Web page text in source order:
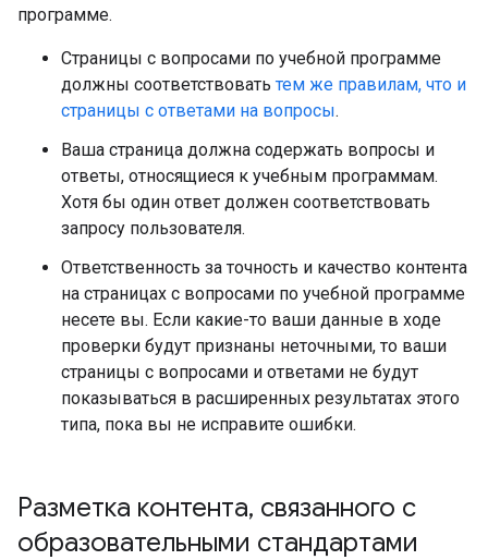
программе.
Страницы с вопросами по учебной программе
должны соответствовать тем же правилам, что и
страницы с ответами на вопросы.
Ваша страница должна содержать вопросы и
ответы, относящиеся к учебным программам.
Хотя бы один ответ должен соответствовать
запросу пользователя.
Ответственность за точность и качество контента
на страницах с вопросами по учебной программе
несете вы. Если какие-то ваши данные в ходе
проверки будут признаны неточными, то ваши
страницы с вопросами и ответами не будут
показываться в расширенных результатах этого
типа, пока вы не исправите ошибки.
Разметка контента, связанного с
образовательными стандартами